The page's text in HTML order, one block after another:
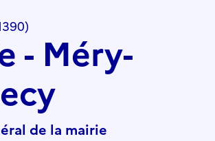
- Méry-
de la mairie